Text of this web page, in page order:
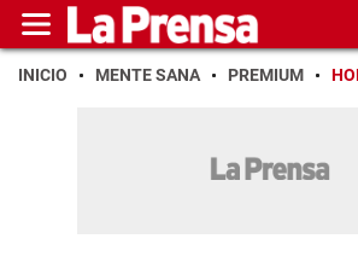
INICIO MENTE SANA PREMIUM